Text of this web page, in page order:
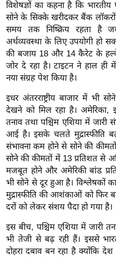
ली
वु
ड
हॉ
ली
वु
फि
ल्म
स
मी
क्षा
B
r
e
a
k
i
n
विशेषज्ञों का कहना है कि
सोने के सिक्के खरीदकर बैंक
समय तक निष्क्रिय रहता है
अर्थव्यवस्था के लिए उपयोगी हो
की बजाय 18 और 14 कैरेट के
जोर दे रहा है। टाइटन ने हाल
नया संग्रह पेश किया है।
इधर अंतरराष्ट्रीय बाजार में भी
देखने को मिल रहा है।
तनाव तथा पश्चिम एशिया में
आई है। इसके चलते मुद्रास्फीति
संभावना कम होने से सोने की
सोने की कीमतों में 13 प्रतिशत से
मजबूत होने और अमेरिकी बांड
भी सोने से दूर हुआ है। विश्लेषकों
मुद्रास्फीति की आशंकाओं को फिर
दरों को लेकर संशय पैदा हो गया है।
इस बीच, पश्चिम एशिया में जारी
भी तेजी से बढ़ रही हैं। इससे
दोहरा दबाव बन रहा है क्योंकि